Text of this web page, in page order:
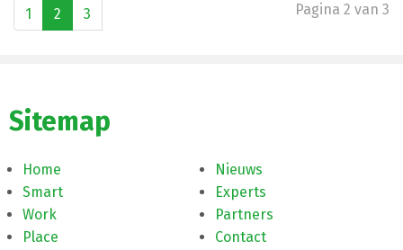
1 2 3 Pagina 2 van 3
Sitemap
Home
Smart
Work
Place
Nieuws
Experts
Partners
Contact